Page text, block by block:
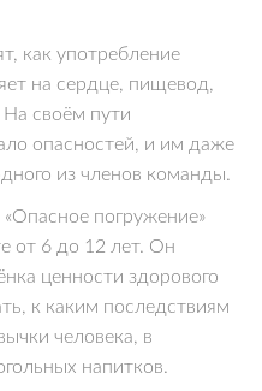
как употребление
на сердце, пищевод,
На своём пути
опасностей, и им даже
из членов команды.
погружение»
от 6 до 12 лет. Он
ценности здорового
к каким последствиям
человека, в
напитков.